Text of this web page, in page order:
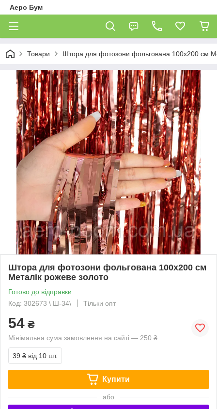
Аеро Бум
Товари Штора для фотозони фольгована 100х200 см
Штора для фотозони фольгована 100х200 см
Металік рожеве золото
Готово до відправки
Код: 302673 \ Ш-34\
Тільки опт
54 ₴
Мінімальна сума замовлення на сайті — 250 ₴
39 ₴ від 10 шт.
Купити
або